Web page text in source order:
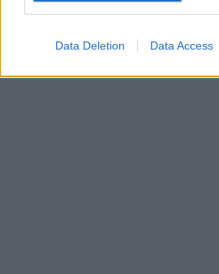
Data Deletion Data Access